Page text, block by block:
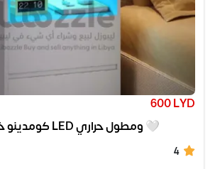
600 LYD
2 كومدينو خشبي مع إضاءة LED ومطول حراري 🤍
4